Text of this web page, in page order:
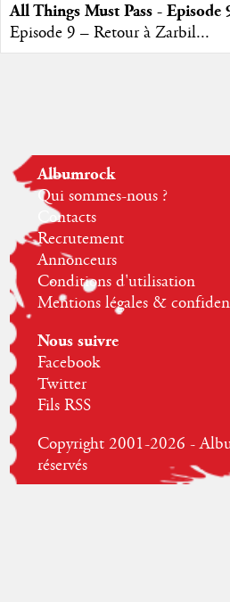
All Things Must Pass -
Episode 9 – Retour à Zarbil...
Albumrock
Qui sommes-nous ?
Contacts
Recrutement
Annonceurs
Conditions d'utilisation
Mentions légales &
Nous suivre
Facebook
Twitter
Fils RSS
Copyright 2001-2026 -
réservés